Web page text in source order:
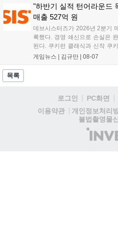
혜택을 지급하며, 상세 내용은
는 게임 접속 및 주요 콘텐츠 플
"하반기 실적 턴어라운드
매출 527억 원
데브시스터즈가 2026년 2분기
록했다. 경영 쇄신으로 손실은
된다. 쿠키런 클래식과 신작 쿠
기는 13일 첫 업데이트를 시작으
이다. 회사는 비용 효율화와 신
게임뉴스 | 김규만 | 08-07
목록
로그인 PC화면
이용약관
개인정보처리
불법촬영물
(
인